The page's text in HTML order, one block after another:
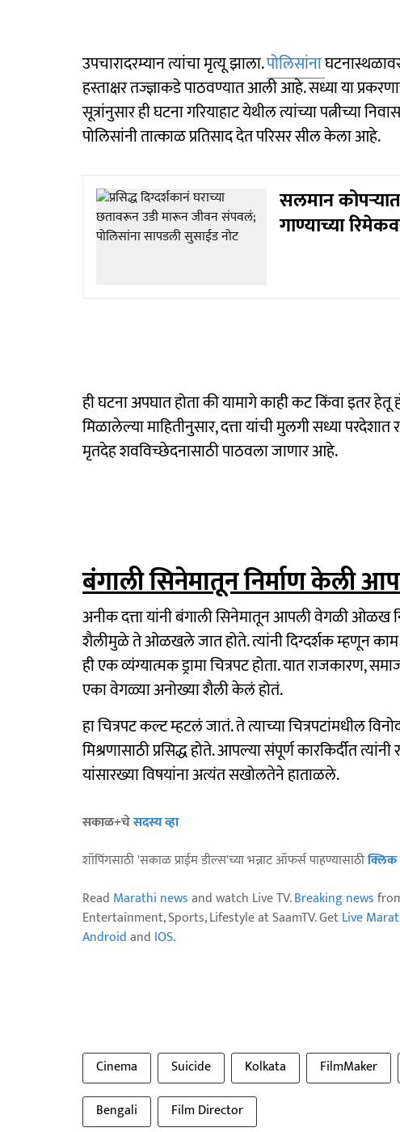
उपचारादरम्यान त्यांचा मृत्यू झाला.पोलिसांना
हस्ताक्षर तज्ज्ञाकडे पाठवण्यात आली आहे. सध्या या
सूत्रांनुसार ही घटना गरियाहाट येथील त्यांच्या पत्नीच्या
पोलिसांनी तात्काळ प्रतिसाद देत परिसर सील केला आहे.
सलमान
गाण्याच्या
ही घटना अपघात होता की यामागे काही कट किंवा इतर
मिळालेल्या माहितीनुसार, दत्ता यांची मुलगी सध्या
मृतदेह शवविच्छेदनासाठी पाठवला जाणार आहे.
बंगाली सिनेमातून निर्माण केली
अनीक दत्ता यांनी बंगाली सिनेमातून आपली वेगळी ओळख
शैलीमुळे ते ओळखले जात होते. त्यांनी दिग्दर्शक म्हणून काम
ही एक व्यंग्यात्मक ड्रामा चित्रपट होता. यात
एका वेगळ्या अनोख्या शैली केलं होतं.
हा चित्रपट कल्ट म्हटलं जातं. ते त्याच्या चित्रपटांमधील
मिश्रणासाठी प्रसिद्ध होते. आपल्या संपूर्ण कारकिर्दीत
यांसारख्या विषयांना अत्यंत सखोलतेने हाताळले.
सकाळ+चेसदस्य व्हा
शॉपिंगसाठी 'सकाळ प्राईम डील्स'च्या भन्नाट ऑफर्स पाहण्यासाठीक्लिक
Read Marathi newsand watch Live TV.Breaking news
Entertainment, Sports, Lifestyle at SaamTV. GetLive
Androidand IOS.
Cinema Suicide Kolkata FilmMaker
Bengali
Film Director